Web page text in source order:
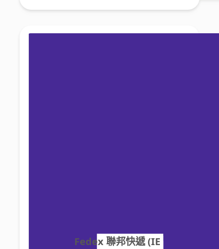
Fedex 聯邦快遞 (IE